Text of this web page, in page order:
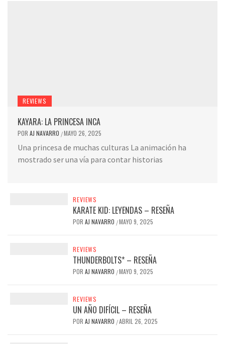
REVIEWS
KAYARA: LA PRINCESA INCA
POR AJ NAVARRO /MAYO 26, 2025
Una princesa de muchas culturas La animación ha
mostrado ser una vía para contar historias
REVIEWS
KARATE KID: LEYENDAS – RESEÑA
POR AJ NAVARRO /MAYO 9, 2025
REVIEWS
THUNDERBOLTS* – RESEÑA
POR AJ NAVARRO /MAYO 9, 2025
REVIEWS
UN AÑO DIFÍCIL – RESEÑA
POR AJ NAVARRO /ABRIL 26, 2025